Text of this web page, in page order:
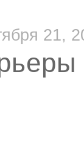
21,